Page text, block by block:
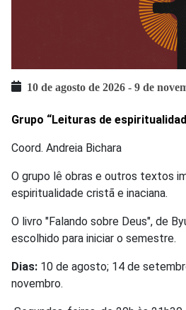
10 de agosto de 2026 - 9 de
Grupo “Leituras de
Coord. Andreia Bichara
O grupo lê obras e outros textos
espiritualidade cristã e inaciana.
O livro "Falando sobre Deus", de
escolhido para iniciar o semestre.
Dias: 10 de agosto; 14 de
novembro.